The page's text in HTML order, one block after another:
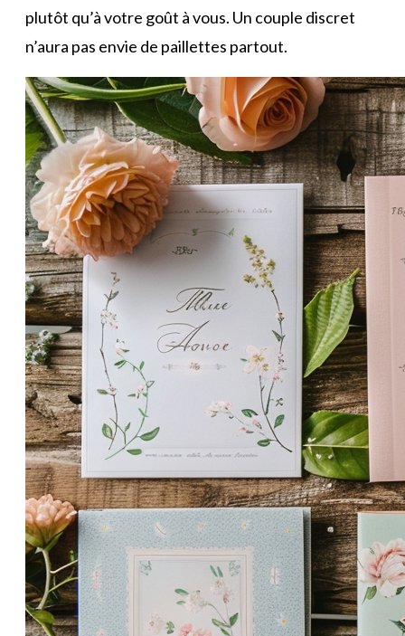
plutôt qu’à votre goût à vous. Un couple discret
n’aura pas envie de paillettes partout.